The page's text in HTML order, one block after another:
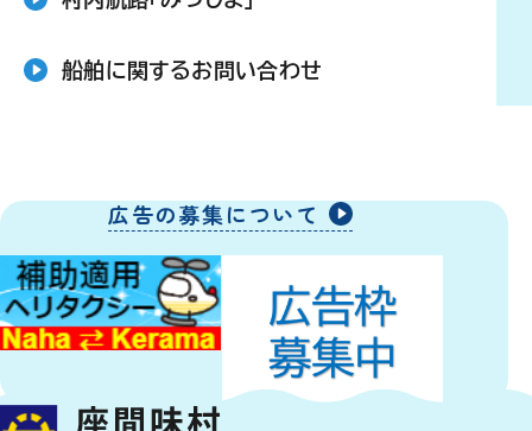
船舶に関するお問い合わせ
広告の募集について